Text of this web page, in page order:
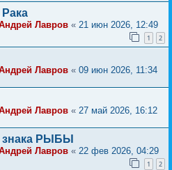
Лавров « 21 июн 2026, 12:49
1 2
Лавров « 09 июн 2026, 11:34
Лавров « 27 май 2026, 16:12
знака РЫБЫ
Лавров « 22 фев 2026, 04:29
1 2